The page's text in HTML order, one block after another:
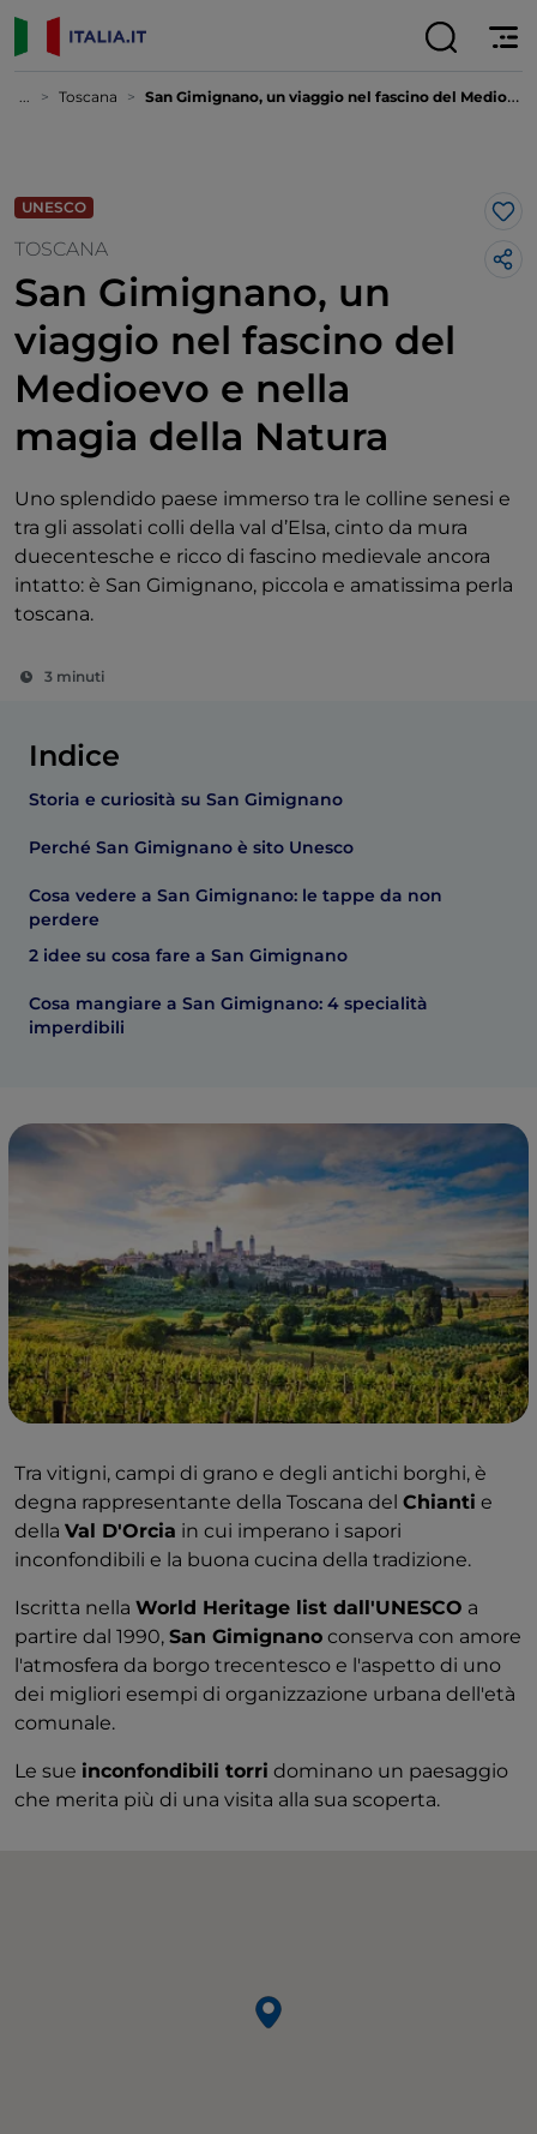
... Toscana San Gimignano, un viaggio nel fascino del Medioevo e nella magia della Natura
UNESCO
TOSCANA
San Gimignano, un
viaggio nel fascino del
Medioevo e nella
magia della Natura
Uno splendido paese immerso tra le colline senesi e
tra gli assolati colli della val d’Elsa, cinto da mura
duecentesche e ricco di fascino medievale ancora
intatto: è San Gimignano, piccola e amatissima perla
toscana.
3 minuti
Indice
Storia e curiosità su San Gimignano
Perché San Gimignano è sito Unesco
Cosa vedere a San Gimignano: le tappe da non
perdere
2 idee su cosa fare a San Gimignano
Cosa mangiare a San Gimignano: 4 specialità
imperdibili
Tra vitigni, campi di grano e degli antichi borghi, è
degna rappresentante della Toscana del Chianti e
della Val D'Orcia in cui imperano i sapori
inconfondibili e la buona cucina della tradizione.
Iscritta nella World Heritage list dall'UNESCO a
partire dal 1990, San Gimignano conserva con amore
l'atmosfera da borgo trecentesco e l'aspetto di uno
dei migliori esempi di organizzazione urbana dell'età
comunale.
Le sue inconfondibili torri dominano un paesaggio
che merita più di una visita alla sua scoperta.